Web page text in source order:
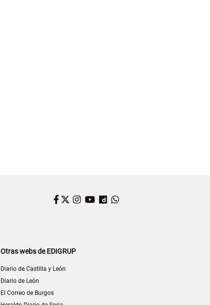
Facebook
Twitter
Instagram
YouTube
Dailymotion
Otras webs de EDIGRUP
Diario de Castilla y León
Diario de León
El Correo de Burgos